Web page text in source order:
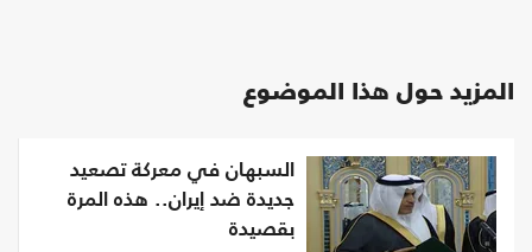
المزيد حول هذا الموضوع
السبهان في معركة تصعيد
جديدة ضد إيران.. هذه المرة
بقصيدة